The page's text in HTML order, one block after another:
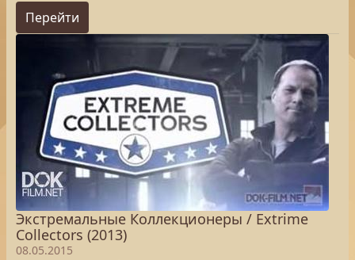
Перейти
Экстремальные Коллекционеры / Extrime
Collectors (2013)
08.05.2015